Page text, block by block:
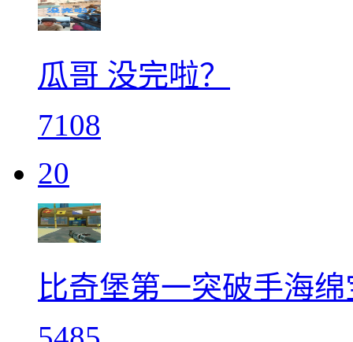
瓜哥 没完啦？
7108
20
比奇堡第一突破手海